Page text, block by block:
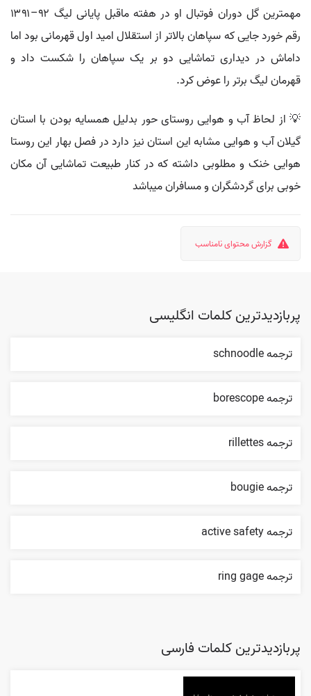
مهمترین گل دوران فوتبال او در هفته ماقبل پایانی لیگ ۹۲–۱۳۹۱
رقم خورد جایی که سپاهان بالاتر از استقلال امید اول قهرمانی بود اما
داماش در دیداری تماشایی دو بر یک سپاهان را شکست داد و
قهرمان لیگ برتر را عوض کرد.
💡 از لحاظ آب و هوایی روستای حور بدلیل همسایه بودن با استان
گیلان آب و هوایی مشابه این استان نیز دارد در فصل بهار این روستا
هوایی خنک و مطلوبی داشته که در کنار طبیعت تماشایی آن مکان
خوبی برای گردشگران و مسافران میباشد
گزارش محتوای نامناسب
پربازدیدترین کلمات انگلیسی
ترجمه schnoodle
ترجمه borescope
ترجمه rillettes
ترجمه bougie
ترجمه active safety
ترجمه ring gage
پربازدیدترین کلمات فارسی